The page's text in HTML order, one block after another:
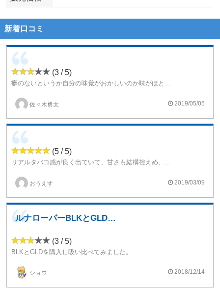
新着口コミ
(3 / 5)
癖のないというか自分の味覚がおかしいのか味がほとんどわかりませんでした。メッシュのクリアロとギャラクシーで吸ったけど一応タバコっぽい味がするっちゃするけど美味しいとは思わないです。癖の無い1mmの紙巻きタバコに近いかも？
佐々木勇太 2019/05/05
(5 / 5)
胡椒風味とフレーバー説明にあるように、スパイシーな香りも混ざって感じられます。
元喫煙者でリアルタバコ系リキッドを求めている人にはそこそこ刺さるリキッドかと思います。
おうえす 2019/03/09
ルナローバーBLKとGLDの吸い比べ
(3 / 5)
BLKとGLDを購入し吸い比べてみました。
ワコンダはワコンダで美味かったのですが、このルナローバーのBLKとGLDは全く別物で、というかこれこそタバコ味という印象を受けました。
甘ったるさは全く無くほのかにリアタバ特有の燻い感じが見事に再現されています。
ショウ 2018/12/14